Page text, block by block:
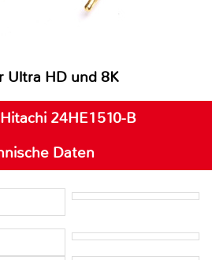
Ultra HD und 8K
24HE1510-B
Daten